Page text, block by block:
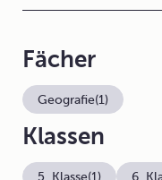
Fächer
Geografie(1)
Klassen
5. Klasse(1) 6.